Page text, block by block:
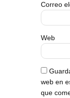
Correo
Web
web en
que